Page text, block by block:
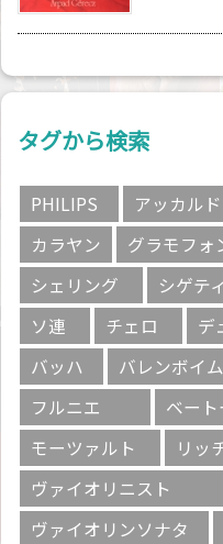
タグから検索
PHILIPS アッカルド
カラヤン
グラモフォ
シェリング
シゲティ
ソ連
チェロ デ
バッハ
バレンボイム
フルニエ
ベー
モーツァルト
リッ
ヴァイオリニスト
ヴァイオリンソナタ